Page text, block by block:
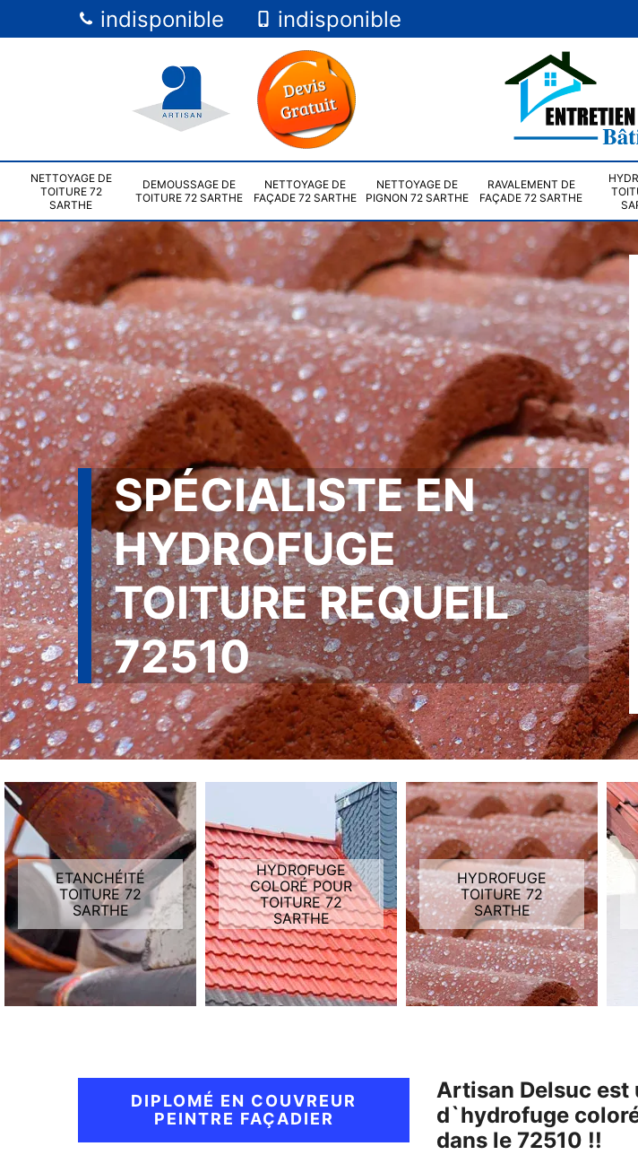
indisponible indisponible
NETTOYAGE DE
TOITURE 72
SARTHE
DEMOUSSAGE DE
TOITURE 72 SARTHE
NETTOYAGE DE
FAÇADE 72 SARTHE
NETTOYAGE DE
PIGNON 72 SARTHE
RAVALEMENT DE
FAÇADE 72 SARTHE
SPÉCIALISTE EN
HYDROFUGE
TOITURE REQUEIL
72510
ETANCHÉITÉ
TOITURE 72
SARTHE
HYDROFUGE
COLORÉ POUR
TOITURE 72
SARTHE
HYDROFUGE
TOITURE 72
SARTHE
DIPLOMÉ EN COUVREUR
PEINTRE FAÇADIER
Artisan Delsuc est
d`hydrofuge
dans le 72510 !!